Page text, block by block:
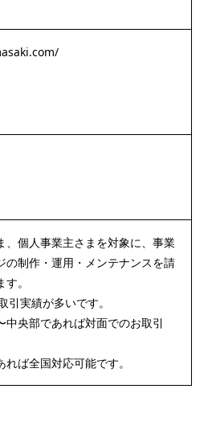
、個人事業主さまを対象に、事業
の制作・運用・メンテナンスを請
。
引実績が多いです。
中央部であれば対面でのお取引
ば全国対応可能です。